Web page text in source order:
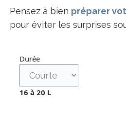
Pensez à bien préparer
pour éviter les surprises
Durée
16 à 20 L